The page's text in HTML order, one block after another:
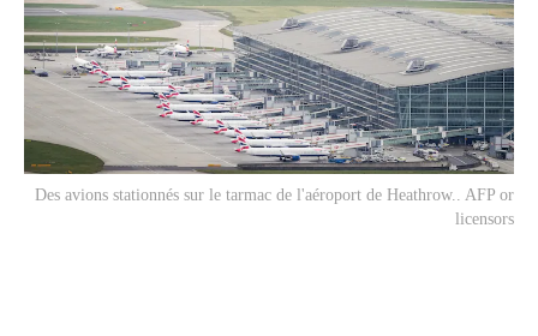
Des avions stationnés sur le tarmac de l'aéroport de Heathrow.. AFP or
licensors